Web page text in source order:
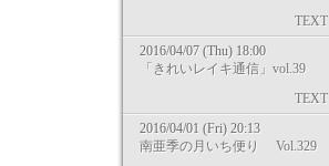
TEXT
2016/04/07 (Thu) 18:00
「きれいレイキ通信」vol.39
TEXT
2016/04/01 (Fri) 20:13
南亜季の月いち便り Vol.329